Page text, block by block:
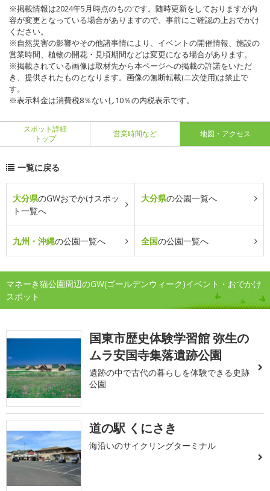
※掲載情報は2024年5月時点のものです。随時更新をしておりますが内
容が変更となっている場合がありますので、事前にご確認の上おでかけ
ください。
※自然災害の影響やその他諸事情により、イベントの開催情報、施設の
営業時間、植物の開花・見頃期間などは変更になる場合があります。
※掲載されている画像は取材先から本ページへの掲載の許諾をいただ
き、提供されたものとなります。画像の無断転載(二次使用)は禁止で
す。
※表示料金は消費税8％ないし10％の内税表示です。
スポット詳細
トップ
営業時間など 地図・アクセス
一覧に戻る
大分県のGWおでかけスポッ
ト一覧へ
大分県の公園一覧へ
九州・沖縄の公園一覧へ 全国の公園一覧へ
マネーき猫公園周辺のGW(ゴールデンウィーク)イベント・おでかけ
スポット
国東市歴史体験学習館 弥生の
ムラ安国寺集落遺跡公園
遺跡の中で古代の暮らしを体験できる史跡
公園
道の駅 くにさき
海沿いのサイクリングターミナル